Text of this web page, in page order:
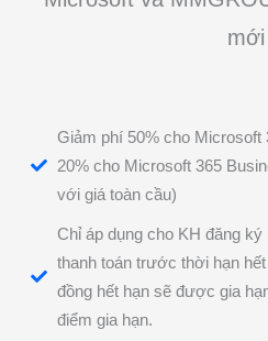
mới
Giảm phí 50% cho
20% cho Microsoft 365
với giá toàn cầu)
Chỉ áp dụng cho KH đăng
thanh toán trước thời hạn
đồng hết hạn sẽ được gia
điểm gia hạn.